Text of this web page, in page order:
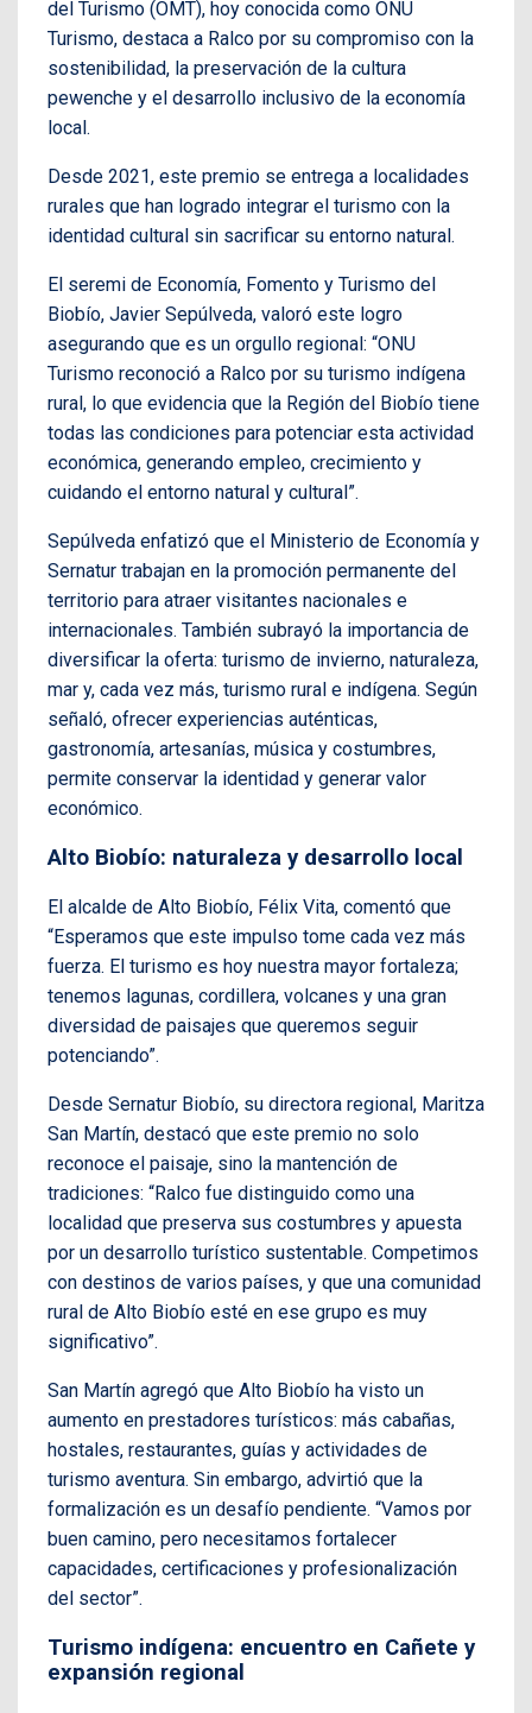
del Turismo (OMT), hoy conocida como ONU
Turismo, destaca a Ralco por su compromiso con la
sostenibilidad, la preservación de la cultura
pewenche y el desarrollo inclusivo de la economía
local.
Desde 2021, este premio se entrega a localidades
rurales que han logrado integrar el turismo con la
identidad cultural sin sacrificar su entorno natural.
El seremi de Economía, Fomento y Turismo del
Biobío, Javier Sepúlveda, valoró este logro
asegurando que es un orgullo regional: “ONU
Turismo reconoció a Ralco por su turismo indígena
rural, lo que evidencia que la Región del Biobío tiene
todas las condiciones para potenciar esta actividad
económica, generando empleo, crecimiento y
cuidando el entorno natural y cultural”.
Sepúlveda enfatizó que el Ministerio de Economía y
Sernatur trabajan en la promoción permanente del
territorio para atraer visitantes nacionales e
internacionales. También subrayó la importancia de
diversificar la oferta: turismo de invierno, naturaleza,
mar y, cada vez más, turismo rural e indígena. Según
señaló, ofrecer experiencias auténticas,
gastronomía, artesanías, música y costumbres,
permite conservar la identidad y generar valor
económico.
Alto Biobío: naturaleza y desarrollo local
El alcalde de Alto Biobío, Félix Vita, comentó que
“Esperamos que este impulso tome cada vez más
fuerza. El turismo es hoy nuestra mayor fortaleza;
tenemos lagunas, cordillera, volcanes y una gran
diversidad de paisajes que queremos seguir
potenciando”.
Desde Sernatur Biobío, su directora regional, Maritza
San Martín, destacó que este premio no solo
reconoce el paisaje, sino la mantención de
tradiciones: “Ralco fue distinguido como una
localidad que preserva sus costumbres y apuesta
por un desarrollo turístico sustentable. Competimos
con destinos de varios países, y que una comunidad
rural de Alto Biobío esté en ese grupo es muy
significativo”.
San Martín agregó que Alto Biobío ha visto un
aumento en prestadores turísticos: más cabañas,
hostales, restaurantes, guías y actividades de
turismo aventura. Sin embargo, advirtió que la
formalización es un desafío pendiente. “Vamos por
buen camino, pero necesitamos fortalecer
capacidades, certificaciones y profesionalización
del sector”.
Turismo indígena: encuentro en Cañete y
expansión regional